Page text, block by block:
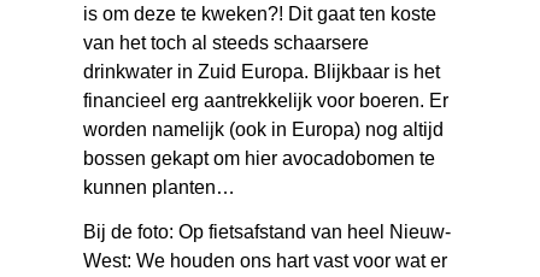
is om deze te kweken?! Dit gaat ten koste
van het toch al steeds schaarsere
drinkwater in Zuid Europa. Blijkbaar is het
financieel erg aantrekkelijk voor boeren. Er
worden namelijk (ook in Europa) nog altijd
bossen gekapt om hier avocadobomen te
kunnen planten…
Bij de foto: Op fietsafstand van heel Nieuw-
West: We houden ons hart vast voor wat er